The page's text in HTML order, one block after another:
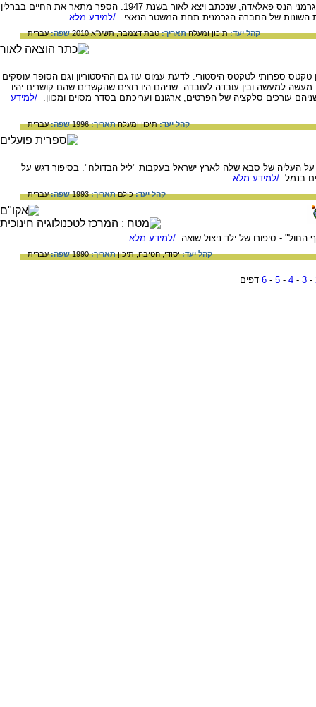
ביקורת על הספר לבד בברלין מאת הסופר הגרמני הנס פאלאדה, שנכתב ויצא לאור בשנת 1947. הספר מתאר את החיים בברלין
השונות של החברה הגרמנית תחת המשטר הנאצי.
/למידע מלא...
קהל יעד:תיכון ומעלהתאריך:טבת דצמבר, תשע"א 2010 שפה:עברית
ספרותי לטקטס היסטורי. לדעת עמוס עוז גם ההיסטוריון וגם הסופר עוסקים
למעשה ובין עובדה לעובדה. שניהם היו רוצים שהקשרים שהם קושרים יהיו
עורכים סלקציה של הפרטים, ארגונם ועריכתם בסדר מסוים ומכוון.
/למידע
קהל יעד:תיכון ומעלהתאריך:1996 שפה:עברית
העליה של סבא שלה לארץ ישראל בעקבות "ליל הבדולח". בסיפור דגש על
בנמל. /למידע מלא...
קהל יעד:כולםתאריך:1993 שפה:עברית
- סיפורו של ילד ניצול שואה. /למידע מלא...
קהל יעד:יסודי,חטיבה,תיכוןתאריך:1990 שפה:עברית
-
3
-
4
-
5
-
6 דפים